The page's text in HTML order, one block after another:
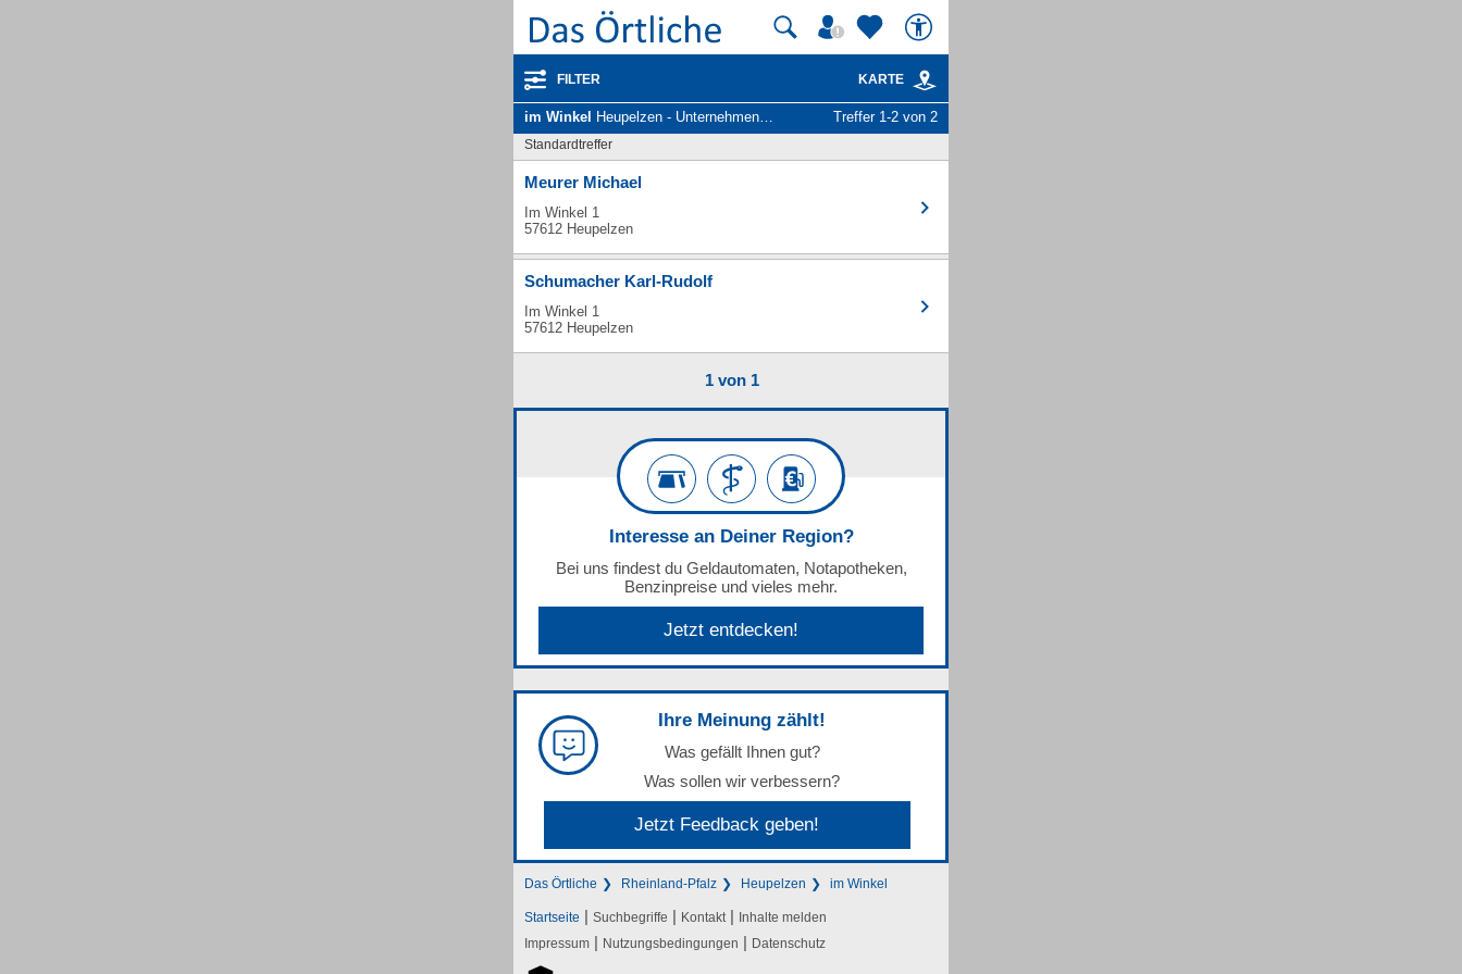
FILTER KARTE
im Winkel Heupelzen - Unternehmen und Personen Treffer 1-2 von 2
Standardtreffer
Meurer Michael
Im Winkel 1
57612 Heupelzen
Schumacher Karl-Rudolf
Im Winkel 1
57612 Heupelzen
1 von 1
Interesse an Deiner Region?
Bei uns findest du Geldautomaten, Notapotheken,
Benzinpreise und vieles mehr.
Jetzt entdecken!
Ihre Meinung zählt!
Was gefällt Ihnen gut?
Was sollen wir verbessern?
Jetzt Feedback geben!
Das Örtliche Rheinland-Pfalz Heupelzen im Winkel
Startseite | Suchbegriffe | Kontakt | Inhalte melden
Impressum | Nutzungsbedingungen | Datenschutz